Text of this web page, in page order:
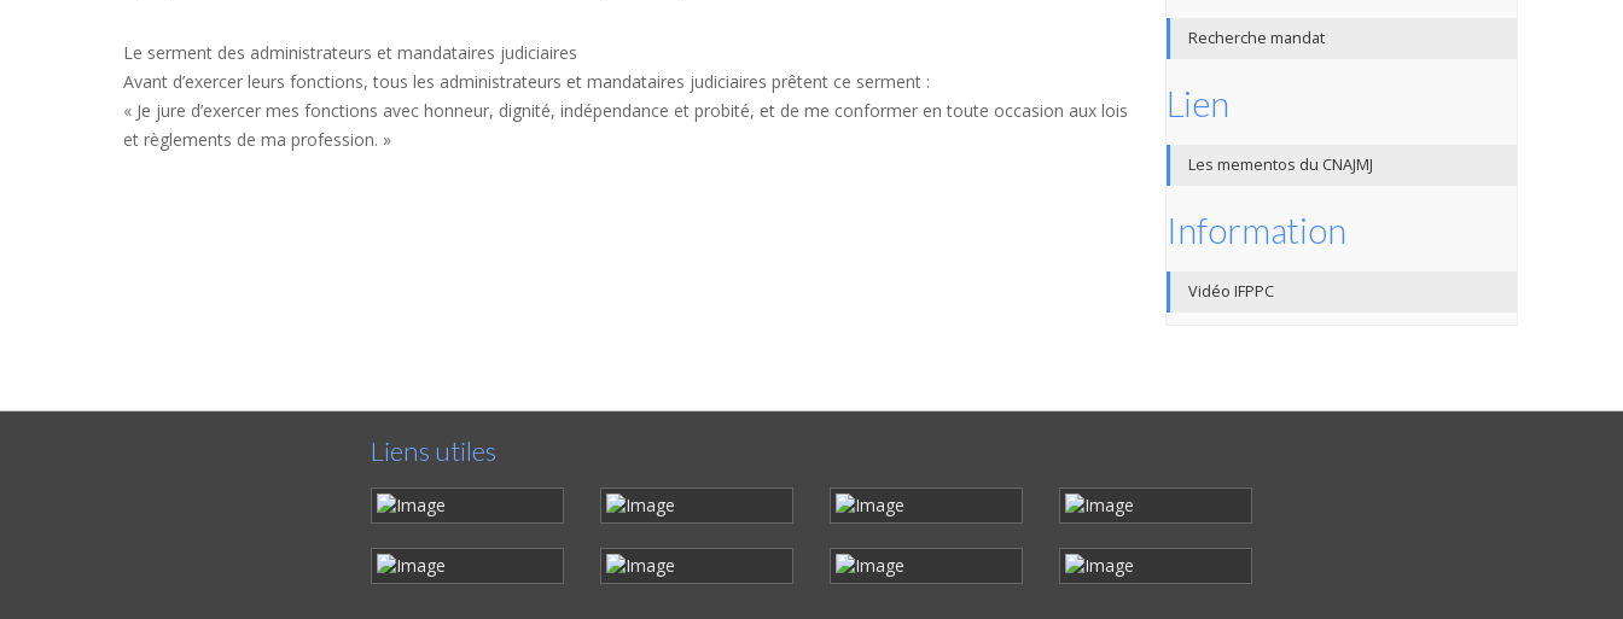
Le serment des administrateurs et mandataires judiciaires
Avant d’exercer leurs fonctions, tous les administrateurs et mandataires judiciaires prêtent ce serment :
« Je jure d’exercer mes fonctions avec honneur, dignité, indépendance et probité, et de me conformer en toute occasion aux lois
et règlements de ma profession. »
Recherche mandat
Lien
Les mementos du CNAJMJ
Information
Vidéo IFPPC
Liens utiles